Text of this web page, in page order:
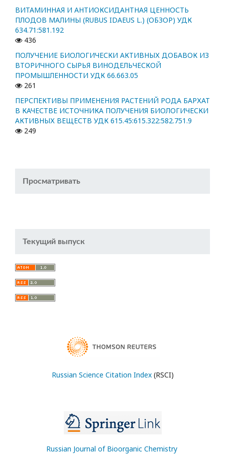
ВИТАМИННАЯ И АНТИОКСИДАНТНАЯ ЦЕННОСТЬ
ПЛОДОВ МАЛИНЫ (RUBUS IDAEUS L.) (ОБЗОР) УДК
634.71:581.192
436
ПОЛУЧЕНИЕ БИОЛОГИЧЕСКИ АКТИВНЫХ ДОБАВОК ИЗ
ВТОРИЧНОГО СЫРЬЯ ВИНОДЕЛЬЧЕСКОЙ
ПРОМЫШЛЕННОСТИ УДК 66.663.05
261
ПЕРСПЕКТИВЫ ПРИМЕНЕНИЯ РАСТЕНИЙ РОДА БАРХАТ
В КАЧЕСТВЕ ИСТОЧНИКА ПОЛУЧЕНИЯ БИОЛОГИЧЕСКИ
АКТИВНЫХ ВЕЩЕСТВ УДК 615.45:615.322:582.751.9
249
Просматривать
Текущий выпуск
Russian Science Citation Index(RSCI)
Russian Journal of Bioorganic Chemistry